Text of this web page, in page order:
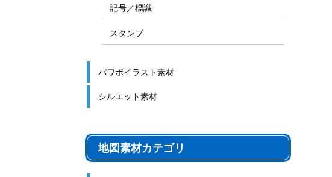
記号／標識
スタンプ
パワポイラスト素材
シルエット素材
地図素材カテゴリ